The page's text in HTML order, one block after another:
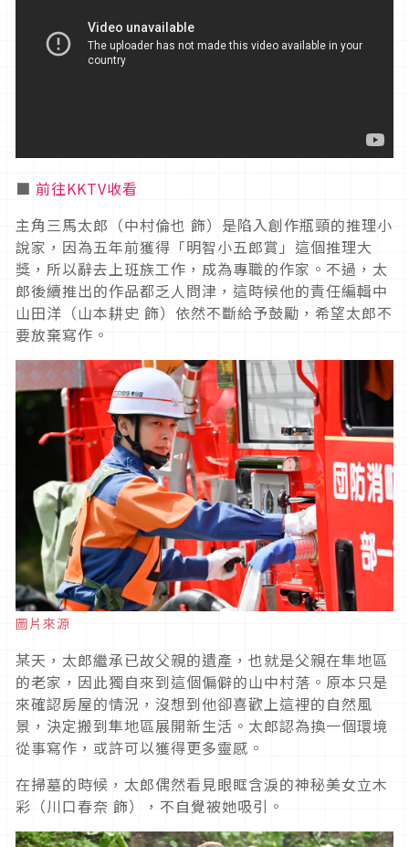
■ 前往KKTV收看
主角三馬太郎（中村倫也 飾）是陷入創作瓶頸的推理小
說家，因為五年前獲得「明智小五郎賞」這個推理大
獎，所以辭去上班族工作，成為專職的作家。不過，太
郎後續推出的作品都乏人問津，這時候他的責任編輯中
山田洋（山本耕史 飾）依然不斷給予鼓勵，希望太郎不
要放棄寫作。
圖片來源
某天，太郎繼承已故父親的遺產，也就是父親在隼地區
的老家，因此獨自來到這個偏僻的山中村落。原本只是
來確認房屋的情況，沒想到他卻喜歡上這裡的自然風
景，決定搬到隼地區展開新生活。太郎認為換一個環境
從事寫作，或許可以獲得更多靈感。
在掃墓的時候，太郎偶然看見眼眶含淚的神秘美女立木
彩（川口春奈 飾）
，不自覺被她吸引。